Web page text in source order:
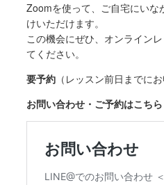
Zoomを使って、ご自宅にいな
けいただけます。
この機会にぜひ、オンライン
てください。
要予約 （レッスン前日までに
お問い合わせ・ご予約はこちら